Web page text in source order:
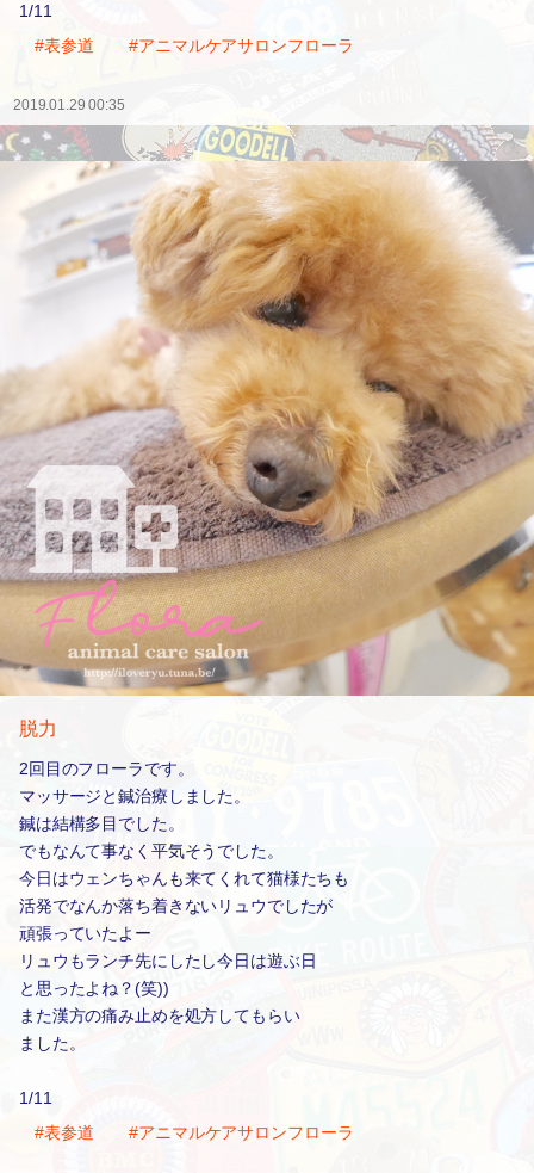
1/11
#表参道
#アニマルケアサロンフローラ
2019.01.29 00:35
脱力
2回目のフローラです。
マッサージと鍼治療しました。
鍼は結構多目でした。
でもなんて事なく平気そうでした。
今日はウェンちゃんも来てくれて猫様たちも
活発でなんか落ち着きないリュウでしたが
頑張っていたよー
リュウもランチ先にしたし今日は遊ぶ日
と思ったよね？(笑))
また漢方の痛み止めを処方してもらい
ました。
1/11
#表参道
#アニマルケアサロンフローラ